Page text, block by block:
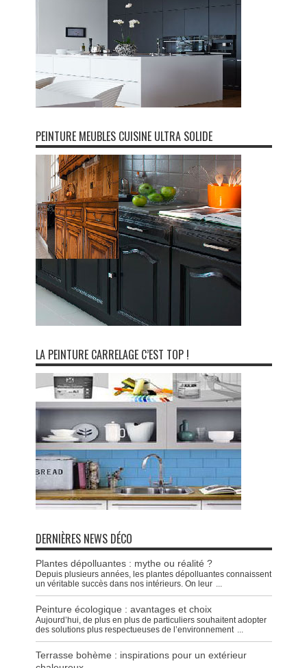
PEINTURE MEUBLES CUISINE ULTRA SOLIDE
LA PEINTURE CARRELAGE C’EST TOP !
DERNIÈRES NEWS DÉCO
Plantes dépolluantes : mythe ou réalité ?
Depuis plusieurs années, les plantes dépolluantes connaissent
un véritable succès dans nos intérieurs. On leur ...
Peinture écologique : avantages et choix
Aujourd’hui, de plus en plus de particuliers souhaitent adopter
des solutions plus respectueuses de l’environnement ...
Terrasse bohème : inspirations pour un extérieur